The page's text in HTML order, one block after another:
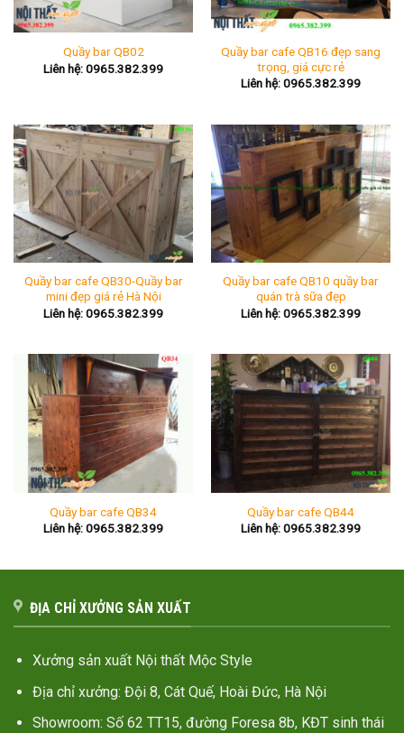
Quầy bar QB02
Liên hệ: 0965.382.399
Quầy bar cafe QB16 đẹp sang
trọng, giá cực rẻ
Liên hệ: 0965.382.399
Quầy bar cafe QB30-Quầy bar
mini đẹp giá rẻ Hà Nội
Liên hệ: 0965.382.399
Quầy bar cafe QB10 quầy bar
quán trà sữa đẹp
Liên hệ: 0965.382.399
Quầy bar cafe QB34
Liên hệ: 0965.382.399
Quầy bar cafe QB44
Liên hệ: 0965.382.399
ĐỊA CHỈ XƯỞNG SẢN XUẤT
Xưởng sản xuất Nội thất Mộc Style
Địa chỉ xưởng: Đội 8, Cát Quế, Hoài Đức, Hà Nội
Showroom: Số 62 TT15, đường Foresa 8b, KĐT sinh thái